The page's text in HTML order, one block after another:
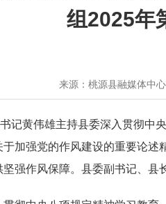
组2025年
来源：桃源县融媒体中心
记黄伟雄主持县委深入贯彻中
加强党的作风建设的重要论
强作风保障。县委副书记、县